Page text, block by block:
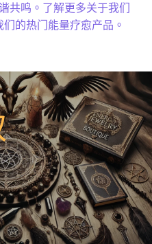
共鸣。了解更多关于我们
的热门能量疗愈产品。